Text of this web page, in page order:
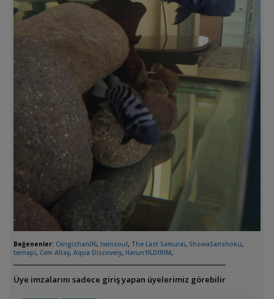
Beğenenler: Cengizhan06, twinsoul, The Last Samurai, ShowaSanshoku,
ternapi, Cem Altay, Aqua Discovery, HarunYILDIRIM,
Üye imzalarını sadece giriş yapan üyelerimiz görebilir